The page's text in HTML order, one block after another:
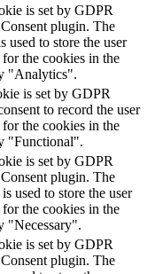
is set by GDPR
plugin. The
used to store the user
for the cookies in the
"Analytics".
is set by GDPR
to record the user
for the cookies in the
"Functional".
is set by GDPR
plugin. The
used to store the user
for the cookies in the
"Necessary".
is set by GDPR
plugin. The